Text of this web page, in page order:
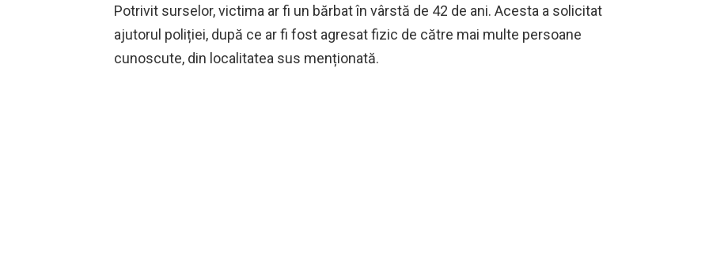
Potrivit surselor, victima ar fi un bărbat în vârstă de 42 de ani. Acesta a solicitat
ajutorul poliției, după ce ar fi fost agresat fizic de către mai multe persoane
cunoscute, din localitatea sus menționată.